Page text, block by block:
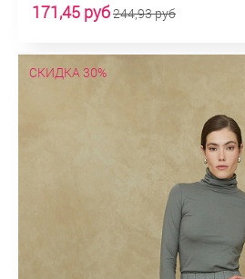
171,45 руб244,93 руб
СКИДКА 30%